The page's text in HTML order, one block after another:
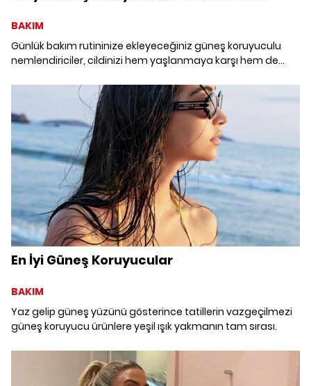
BAKIM
Günlük bakım rutininize ekleyeceğiniz güneş koruyuculu
nemlendiriciler, cildinizi hem yaşlanmaya karşı hem de
En İyi Güneş Koruyucular
BAKIM
Yaz gelip güneş yüzünü gösterince tatillerin vazgeçilmezi
güneş koruyucu ürünlere yeşil ışık yakmanın tam sırası.